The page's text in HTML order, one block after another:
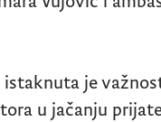
istaknuta je
u jačanju